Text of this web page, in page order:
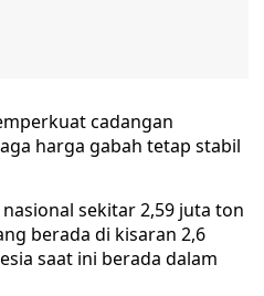
cadangan
harga gabah tetap stabil
sekitar 2,59 juta ton
berada di kisaran 2,6
saat ini berada dalam